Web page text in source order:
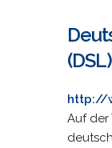
http://
Auf der